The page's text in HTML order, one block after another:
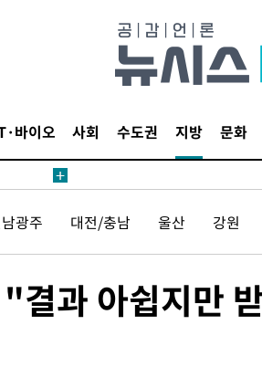
바이오 사회 수도권 지방 문화
광주 대전/충남 울산 강원
결과 아쉽지만